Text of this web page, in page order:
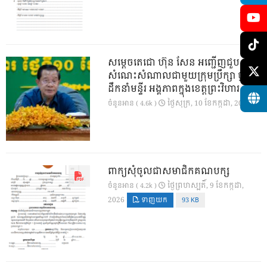
សម្តេចតេជោ ហ៊ុន សែន អញ្ជើញជួប
សំណេះសំណាលជាមួយក្រុមប្រឹក្សា ថ្នាក់
ដឹកនាំមន្ទីរ អង្គភាពក្នុងខេត្តព្រះវិហារ
ចំនួនអាន ( 4.6k ) ថ្ងៃ​សុក្រ, 10 ខែ​កក្កដា, 2026
ពាក្យសុំចូលជាសមាជិកគណបក្ស
ចំនួនអាន ( 4.2k )
ថ្ងៃ​ព្រហស្បតិ៍, 9 ខែ​កក្កដា,
2026
ទាញយក 93 KB